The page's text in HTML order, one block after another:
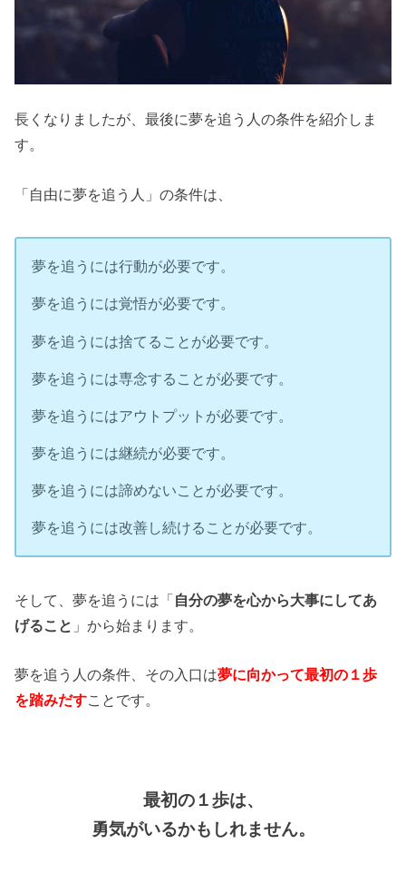
長くなりましたが、最後に夢を追う人の条件を紹介しま
す。
「自由に夢を追う人」の条件は、
夢を追うには行動が必要です。
夢を追うには覚悟が必要です。
夢を追うには捨てることが必要です。
夢を追うには専念することが必要です。
夢を追うにはアウトプットが必要です。
夢を追うには継続が必要です。
夢を追うには諦めないことが必要です。
夢を追うには改善し続けることが必要です。
そして、夢を追うには「自分の夢を心から大事にしてあ
げること 」から始まります。
夢を追う人の条件、その入口は夢に向かって最初の１歩
を踏みだすことです。
最初の１歩は、
勇気がいるかもしれません。